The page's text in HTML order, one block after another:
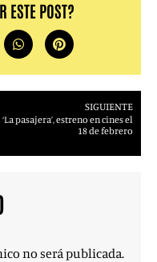
ESTE POST?
SIGUIENTE
‘La pasajera’, estreno en cines el
18 de febrero
no será publicada.